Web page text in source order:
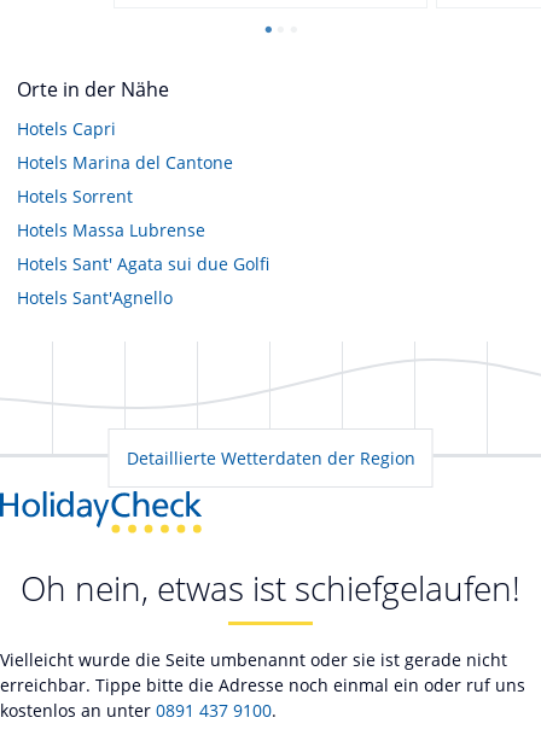
Orte in der Nähe
Hotels Capri
Hotels Marina del Cantone
Hotels Sorrent
Hotels Massa Lubrense
Hotels Sant' Agata sui due Golfi
Hotels Sant'Agnello
Detaillierte Wetterdaten der Region
Oh nein, etwas ist schiefgelaufen!
Vielleicht wurde die Seite umbenannt oder sie ist gerade nicht
erreichbar. Tippe bitte die Adresse noch einmal ein oder ruf uns
kostenlos an unter 0891 437 9100.